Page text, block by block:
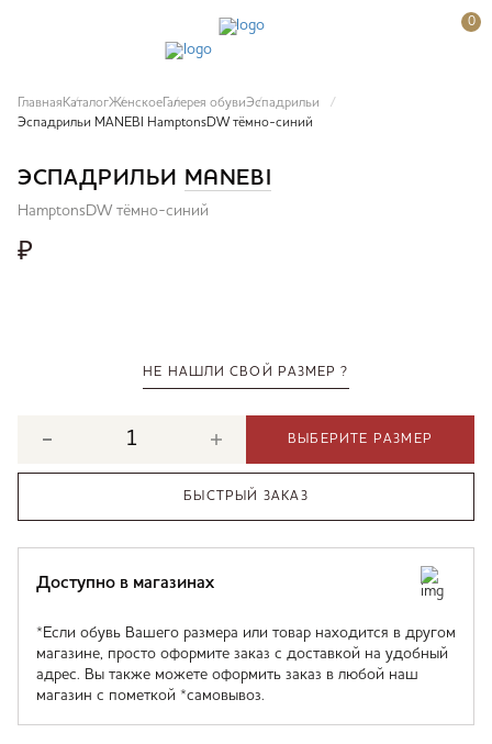
0
Главная КаталогЖенское Галерея обувиЭспадрильи
Эспадрильи MANEBI HamptonsDW тёмно-синий
ЭСПАДРИЛЬИ MANEBI
HamptonsDW тёмно-синий
₽
НЕ НАШЛИ СВОЙ РАЗМЕР ?
ВЫБЕРИТЕ РАЗМЕР
БЫСТРЫЙ ЗАКАЗ
Доступно в магазинах
*Если обувь Вашего размера или товар находится в другом
магазине, просто оформите заказ с доставкой на удобный
адрес. Вы также можете оформить заказ в любой наш
магазин с пометкой *самовывоз.